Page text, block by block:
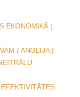
EKONOMIKĀ (
( ANGLIJA )